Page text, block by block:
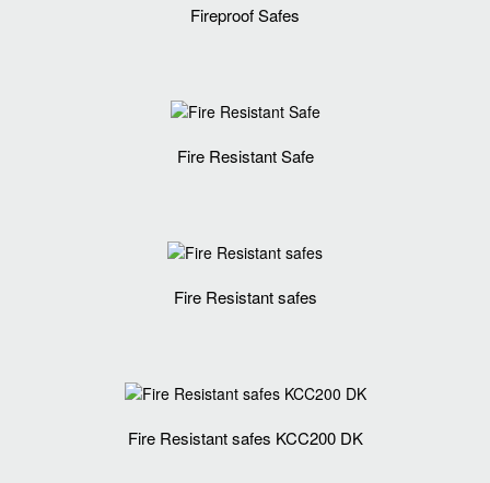
Fireproof Safes
Fire Resistant Safe
Fire Resistant safes
Fire Resistant safes KCC200 DK